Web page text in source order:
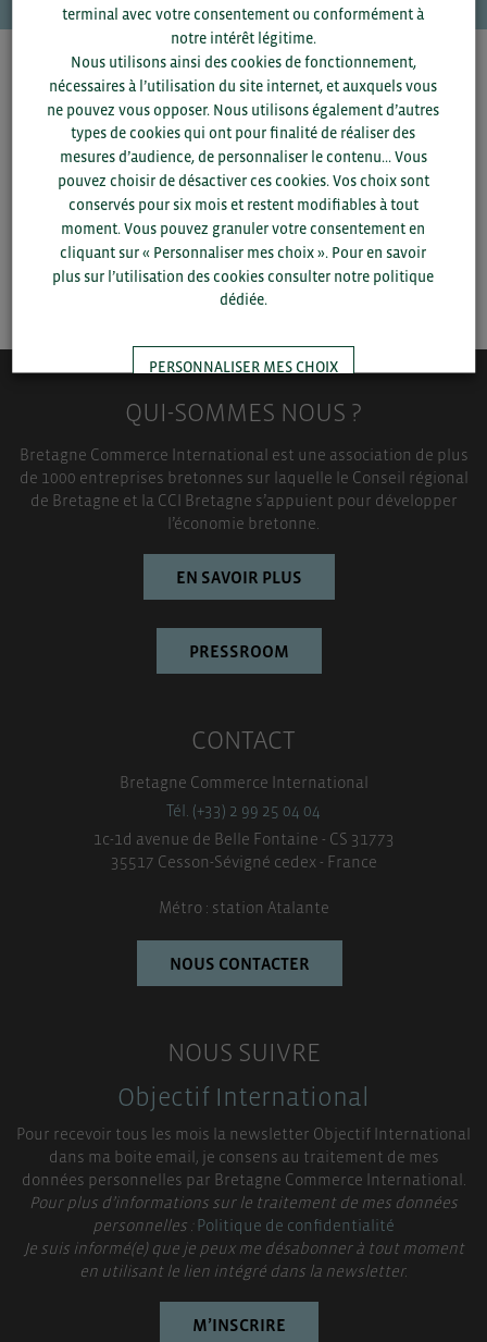
Pour voir les contacts, merci de renseigner votre
département et votre secteurou connectez-vous.
SAUVEGARDER
QUI-SOMMES NOUS ?
Bretagne Commerce International est une association de plus
de 1000 entreprises bretonnes sur laquelle le Conseil régional
de Bretagne et la CCI Bretagne s’appuient pour développer
l’économie bretonne.
EN SAVOIR PLUS
PRESSROOM
CONTACT
Bretagne Commerce International
Tél. (+33) 2 99 25 04 04
1c-1d avenue de Belle Fontaine - CS 31773
35517 Cesson-Sévigné cedex - France
Métro : station Atalante
NOUS CONTACTER
NOUS SUIVRE
Objectif International
Pour recevoir tous les mois la newsletter Objectif International
dans ma boite email, je consens au traitement de mes
données personnelles par Bretagne Commerce International.
Pour plus d’informations sur le traitement de mes données
personnelles :Politique de confidentialité
Je suis informé(e) que je peux me désabonner à tout moment
en utilisant le lien intégré dans la newsletter.
M’INSCRIRE
terminal avec votre consentement ou conformément à
notre intérêt légitime.
Nous utilisons ainsi des cookies de fonctionnement,
nécessaires à l’utilisation du site internet, et auxquels vous
ne pouvez vous opposer. Nous utilisons également d’autres
types de cookies qui ont pour finalité de réaliser des
mesures d’audience, de personnaliser le contenu... Vous
pouvez choisir de désactiver ces cookies. Vos choix sont
conservés pour six mois et restent modifiables à tout
moment. Vous pouvez granuler votre consentement en
cliquant sur « Personnaliser mes choix ». Pour en savoir
plus sur l’utilisation des cookies consulter notre politique
dédiée.
PERSONNALISER MES CHOIX